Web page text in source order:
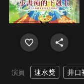
演員 速水獎 井口